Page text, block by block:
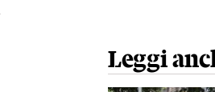
Leggi